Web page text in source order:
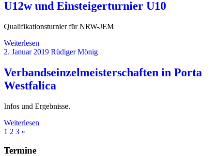
U12w und Einsteigerturnier U10
Qualifikationsturnier für NRW-JEM
Weiterlesen
2. Januar 2019 Rüdiger Mönig
Verbandseinzelmeisterschaften in Porta
Westfalica
Infos und Ergebnisse.
Weiterlesen
Seitennummerierung
der
1 2 3 Nächste
»
Termine